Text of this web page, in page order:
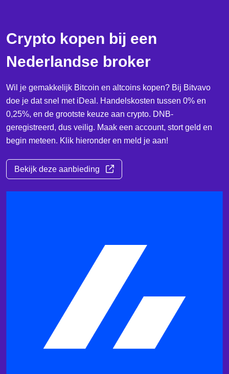
Crypto kopen bij een
Nederlandse broker
Wil je gemakkelijk Bitcoin en altcoins kopen? Bij Bitvavo
doe je dat snel met iDeal. Handelskosten tussen 0% en
0,25%, en de grootste keuze aan crypto. DNB-
geregistreerd, dus veilig. Maak een account, stort geld en
begin meteen. Klik hieronder en meld je aan!
Bekijk deze aanbieding